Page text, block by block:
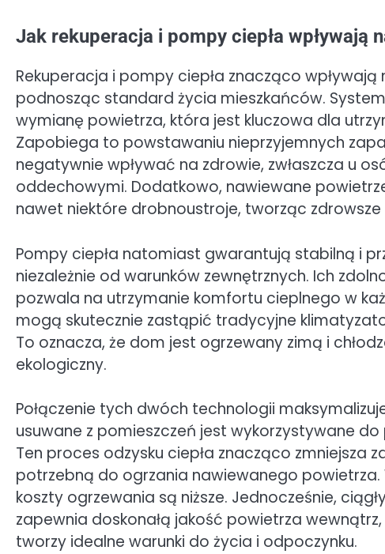
Jak rekuperacja i pompy ciepła
Rekuperacja i pompy ciepła znacząco
podnosząc standard życia mieszkańców.
wymianę powietrza, która jest kluczowa dla
Zapobiega to powstawaniu nieprzyjemnych
negatywnie wpływać na zdrowie, zwłaszcza u
oddechowymi. Dodatkowo, nawiewane
nawet niektóre drobnoustroje, tworząc
Pompy ciepła natomiast gwarantują stabilną i
niezależnie od warunków zewnętrznych. Ich
pozwala na utrzymanie komfortu cieplnego w
mogą skutecznie zastąpić tradycyjne
To oznacza, że dom jest ogrzewany zimą i
ekologiczny.
Połączenie tych dwóch technologii
usuwane z pomieszczeń jest wykorzystywane
Ten proces odzysku ciepła znacząco zmniejsza
potrzebną do ogrzania nawiewanego
koszty ogrzewania są niższe. Jednocześnie,
zapewnia doskonałą jakość powietrza
tworzy idealne warunki do życia i odpoczynku.